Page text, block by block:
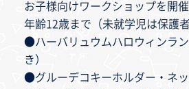
お子様向けワークショップを開
年齢12歳まで（未就学児は保護者
●ハーバリュウムハロウィンラ
き）
●グルーデコキーホルダー・ネ